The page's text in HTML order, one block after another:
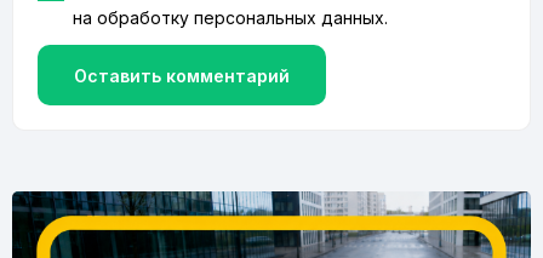
наобработку персональных данных.
Оставить комментарий